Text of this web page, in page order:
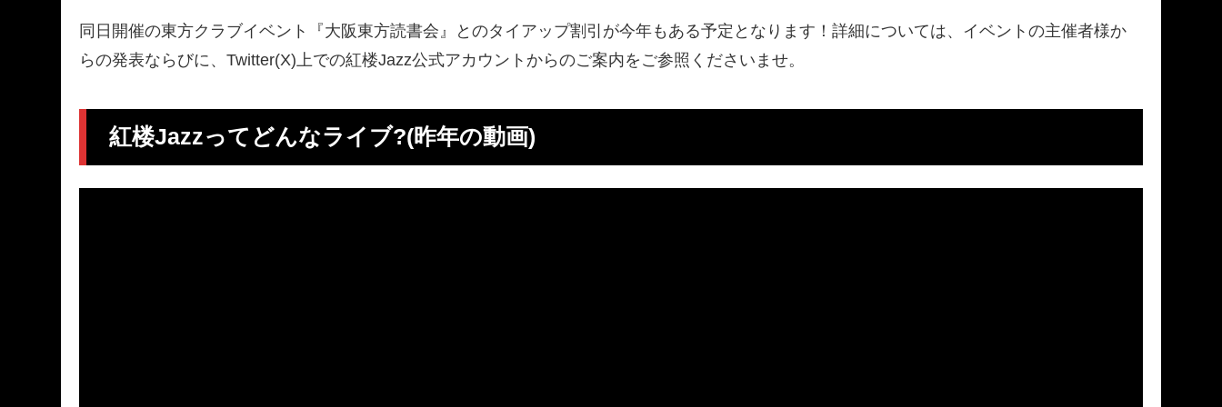
同日開催の東方クラブイベント『大阪東方読書会』とのタイアップ割引が今年もある予定となります！詳細については、イベントの主催者様か
らの発表ならびに、Twitter(X)上での紅楼Jazz公式アカウントからのご案内をご参照くださいませ。
紅楼Jazzってどんなライブ?(昨年の動画)